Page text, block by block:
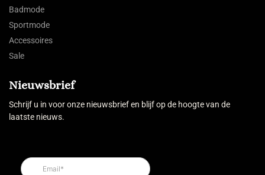
Badmode
Sportmode
Accessoires
Sale
Nieuwsbrief
Schrijf u in voor onze nieuwsbrief en blijf op de hoogte van de
laatste nieuws.